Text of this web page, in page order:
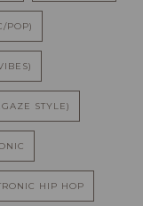
POP)
STYLE)
HIP HOP